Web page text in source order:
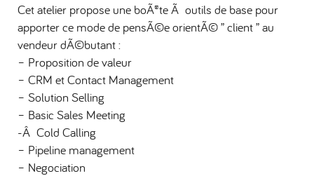
Cet atelier propose une boÃ®te Ã outils de base pour
apporter ce mode de pensÃ©e orientÃ© ” client ” au
vendeur dÃ©butant :
– Proposition de valeur
– CRM et Contact Management
– Solution Selling
– Basic Sales Meeting
-Â Cold Calling
– Pipeline management
– Negociation